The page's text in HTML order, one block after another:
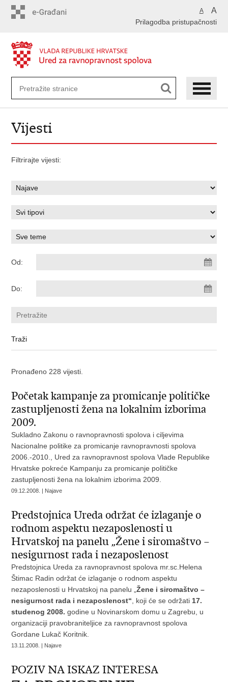
A A
Prilagodba pristupačnosti
Vijesti
Filtrirajte vijesti:
Od:
Do:
Pronađeno 228 vijesti.
Početak kampanje za promicanje političke
zastupljenosti žena na lokalnim izborima
2009.
Sukladno Zakonu o ravnopravnosti spolova i ciljevima
Nacionalne politike za promicanje ravnopravnosti spolova
2006.-2010., Ured za ravnopravnost spolova Vlade Republike
Hrvatske pokreće Kampanju za promicanje političke
zastupljenosti žena na lokalnim izborima 2009.
09.12.2008. | Najave
Predstojnica Ureda održat će izlaganje o
rodnom aspektu nezaposlenosti u
Hrvatskoj na panelu „Žene i siromaštvo –
nesigurnost rada i nezaposlenost
Predstojnica Ureda za ravnopravnost spolova mr.sc.Helena
Štimac Radin održat će izlaganje o rodnom aspektu
nezaposlenosti u Hrvatskoj na panelu „Žene i siromaštvo –
nesigurnost rada i nezaposlenost“ , koji će se održati 17.
studenog 2008.godine u Novinarskom domu u Zagrebu, u
organizaciji pravobraniteljice za ravnopravnost spolova
Gordane Lukač Koritnik.
13.11.2008. | Najave
POZIV NA ISKAZ INTERESA